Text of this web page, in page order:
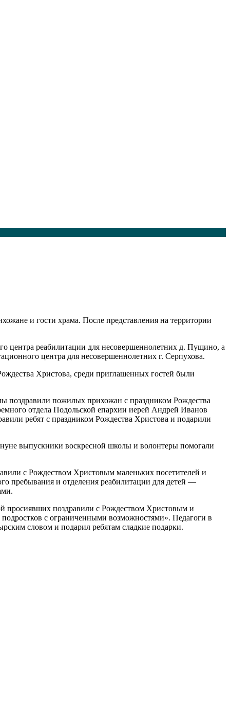
и гости храма. После представления на территории
центра реабилитации для несовершеннолетних д. Пущино, а
центра для несовершеннолетних г. Серпухова.
Христова, среди приглашенных гостей были
поздравили пожилых прихожан с праздником Рождества
отдела Подольской епархии иерей Андрей Иванов
ребят с праздником Рождества Христова и подарили
выпускники воскресной школы и волонтеры помогали
с Рождеством Христовым маленьких посетителей и
пребывания и отделения реабилитации для детей —
просиявших поздравили с Рождеством Христовым и
с ограниченными возможностями». Педагоги в
словом и подарил ребятам сладкие подарки.